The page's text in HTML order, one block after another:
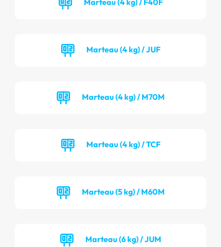
Marteau (4 kg) / JUF
Marteau (4 kg) / M70M
Marteau (4 kg) / TCF
Marteau (5 kg) / M60M
Marteau (6 kg) / JUM